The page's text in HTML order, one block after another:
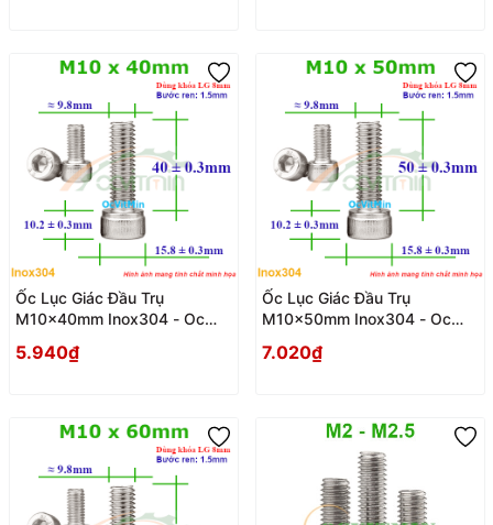
Ốc Lục Giác Đầu Trụ
M10x40mm Inox304 - Oc
5.940₫
Ốc Lục Giác Đầu Trụ
M10x50mm Inox304 - Oc
7.020₫